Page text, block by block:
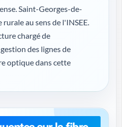
Saint-Georges-de-
au sens de l'INSEE.
chargé de
des lignes de
optique dans cette